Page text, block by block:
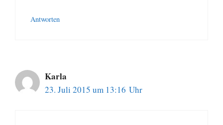
Antworten
Karla
23. Juli 2015 um 13:16 Uhr